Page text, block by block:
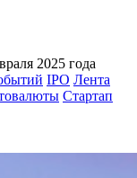
2025 года
IPO Лента
Стартап